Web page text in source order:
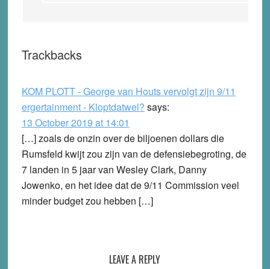
Trackbacks
KOM PLOTT - George van Houts vervolgt zijn 9/11
ergertainment - Kloptdatwel? says:
13 October 2019 at 14:01
[…] zoals de onzin over de biljoenen dollars die
Rumsfeld kwijt zou zijn van de defensiebegroting, de
7 landen in 5 jaar van Wesley Clark, Danny
Jowenko, en het idee dat de 9/11 Commission veel
minder budget zou hebben […]
LEAVE A REPLY